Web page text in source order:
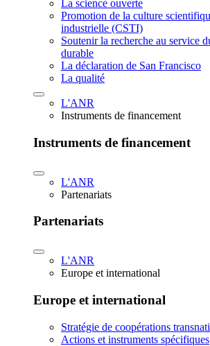
La science ouverte
Promotion de la culture
industrielle (CSTI)
Soutenir la recherche au service
durable
La déclaration de San Francisco
La qualité
L'ANR
Instruments de financement
Instruments de financement
L'ANR
Partenariats
Partenariats
L'ANR
Europe et international
Europe et international
Stratégie de coopérations
Actions et instruments spécifiques